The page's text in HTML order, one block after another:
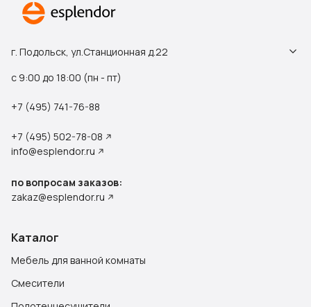
г. Подольск, ул.Станционная д.22
с 9:00 до 18:00 (пн - пт)
+7 (495) 741-76-88
+7 (495) 502-78-08
info@esplendor.ru
по вопросам заказов:
zakaz@esplendor.ru
Каталог
Мебель для ванной комнаты
Смесители